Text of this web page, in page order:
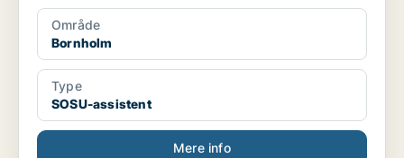
Område
Bornholm
Type
SOSU-assistent
Mere info